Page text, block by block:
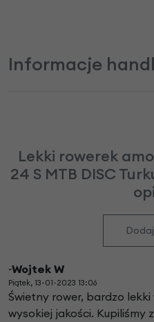
Informacje
Lekki rowerek
24 S MTB DISC
~Wojtek W
Piątek, 13-01-2023 13:06
Świetny rower, bardzo
wysokiej jakości. Kupiliśmy